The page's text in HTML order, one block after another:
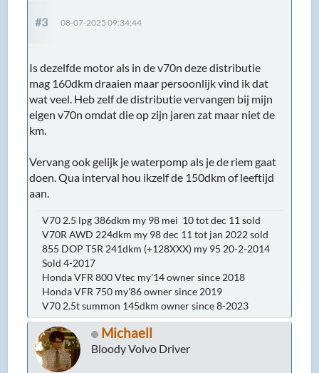
#3 08-07-2025 09:34:44
Is dezelfde motor als in de v70n deze distributie
mag 160dkm draaien maar persoonlijk vind ik dat
wat veel. Heb zelf de distributie vervangen bij mijn
eigen v70n omdat die op zijn jaren zat maar niet de
km.
Vervang ook gelijk je waterpomp als je de riem gaat
doen. Qua interval hou ikzelf de 150dkm of leeftijd
aan.
V70 2.5 lpg 386dkm my 98 mei 10 tot dec 11 sold
V70R AWD 224dkm my 98 dec 11 tot jan 2022 sold
855 DOP T5R 241dkm (+128XXX) my 95 20-2-2014
Sold 4-2017
Honda VFR 800 Vtec my'14 owner since 2018
Honda VFR 750 my'86 owner since 2019
V70 2.5t summon 145dkm owner since 8-2023
Michaell
Bloody Volvo Driver